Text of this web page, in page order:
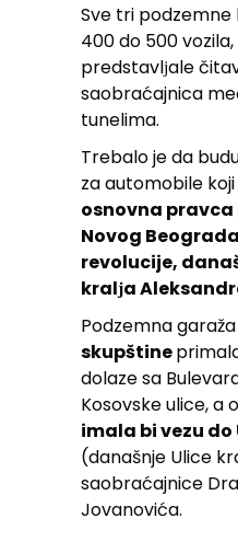
Sve tri
400 do 500
predstavlјale
saobraćajnica
tunelima.
Trebalo je da
za automobile koji
osnovna pravca
Novog
revolucije,
kralјa
Podzemna garaža
skupštine
dolaze sa
Kosovske ulice, a
imala bi vezu
(današnje Ulice
saobraćajnice
Jovanovića.